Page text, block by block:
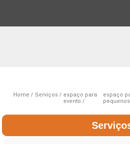
Home Serviços
espaço para
evento
espaço
pequenos